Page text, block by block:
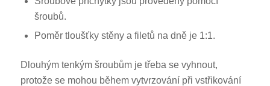
šroubů.
Poměr tloušťky stěny a filetů na dně je 1:1.
Dlouhým tenkým šroubům je třeba se vyhnout,
protože se mohou během vytvrzování při vstřikování